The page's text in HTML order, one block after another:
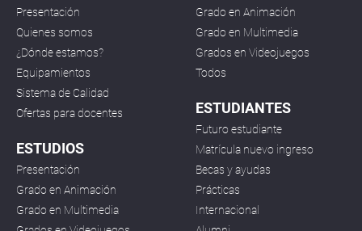
Presentación
Quienes somos
¿Dónde estamos?
Equipamientos
Sistema de Calidad
Ofertas para docentes
ESTUDIOS
Presentación
Grado en Animación
Grado en Multimedia
Grado en Animación
Grado en Multimedia
Grados en Videojuegos
Todos
ESTUDIANTES
Futuro estudiante
Matrícula nuevo ingreso
Becas y ayudas
Prácticas
Internacional